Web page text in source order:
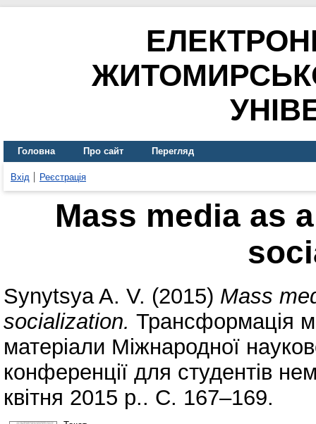
Головна Про сайт Перегляд
Вхід Реєстрація
Mass media as
Synytsya A. V. (2015) Mass
socialization. Трансформація
матеріали Міжнародної
конференції для студентів
квітня 2015 р.. С. 167–169.